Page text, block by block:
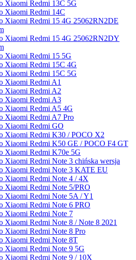
Xiaomi Redmi 13C 5G
Xiaomi Redmi 14C
Xiaomi Redmi 15 4G 25062RN2DE
Xiaomi Redmi 15 4G 25062RN2DY
Xiaomi Redmi 15 5G
Xiaomi Redmi 15C 4G
Xiaomi Redmi 15C 5G
Xiaomi Redmi A1
Xiaomi Redmi A2
Xiaomi Redmi A3
Xiaomi Redmi A5 4G
Xiaomi Redmi A7 Pro
Xiaomi Redmi GO
Xiaomi Redmi K30 / POCO X2
Xiaomi Redmi K50 GE / POCO F4 GT
Xiaomi Redmi K70e 5G
Xiaomi Redmi Note 3 chińska wersja
Xiaomi Redmi Note 3 KATE EU
Xiaomi Redmi Note 4 / 4X
Xiaomi Redmi Note 5/PRO
Xiaomi Redmi Note 5A / Y1
Xiaomi Redmi Note 6 PRO
Xiaomi Redmi Note 7
Xiaomi Redmi Note 8 / Note 8 2021
Xiaomi Redmi Note 8 Pro
Xiaomi Redmi Note 8T
Xiaomi Redmi Note 9 5G
Xiaomi Redmi Note 9 / 10X